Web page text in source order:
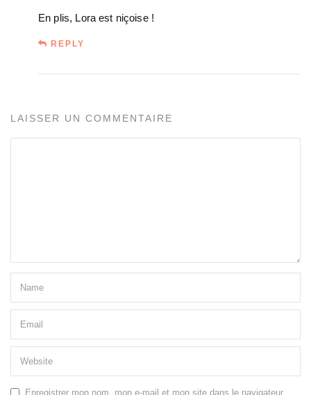
En plis, Lora est niçoise !
REPLY
LAISSER UN COMMENTAIRE
Enregistrer mon nom, mon e-mail et mon site dans le navigateur